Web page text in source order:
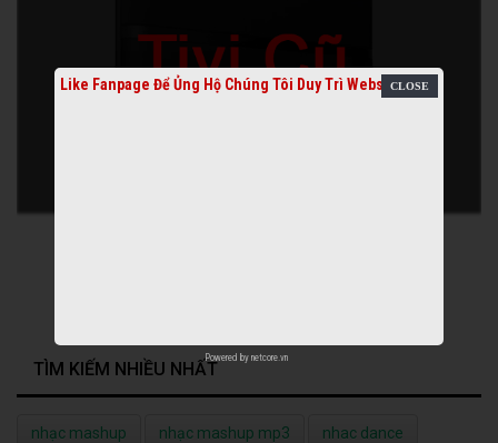
TÌM KIẾM NHIỀU NHẤT
nhạc mashup nhạc mashup mp3 nhac dance
Like Fanpage Để Ủng Hộ Chúng Tôi Duy Trì Website
Powered by netcore.vn